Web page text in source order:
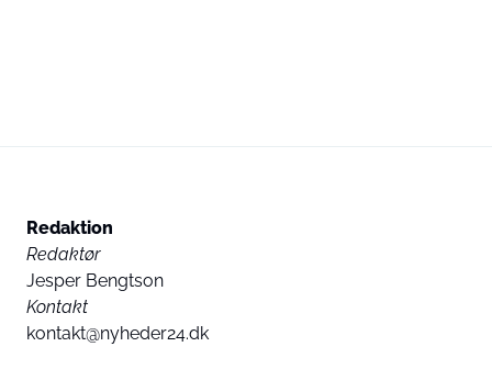
Redaktion
Redaktør
Jesper Bengtson
Kontakt
kontakt@nyheder24.dk